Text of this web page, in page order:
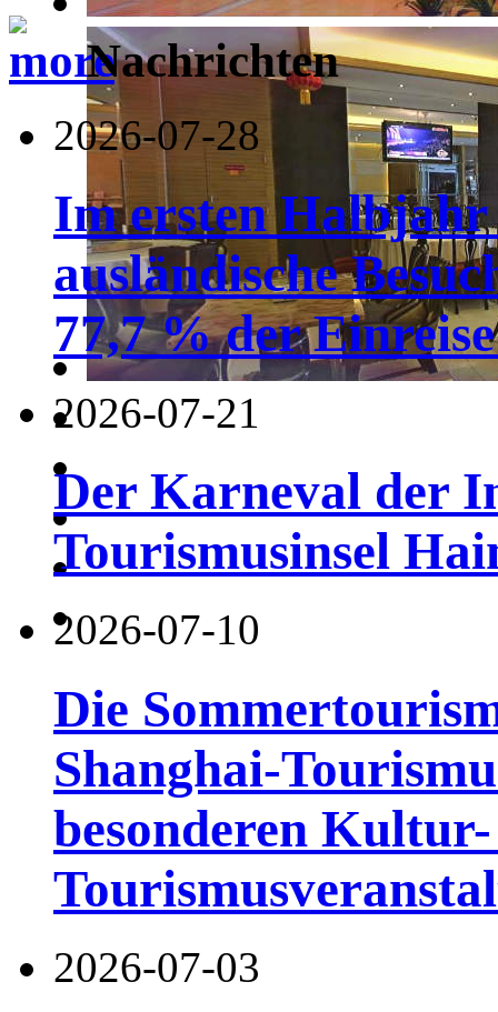
Nachrichten
2026-07-28
Im ersten
ausländische
77,7 % der
2026-07-21
Der Karneval der
Tourismusinsel
2026-07-10
Die
Shanghai-
besonderen
2026-07-03